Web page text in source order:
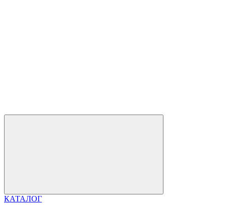
КАТАЛОГ